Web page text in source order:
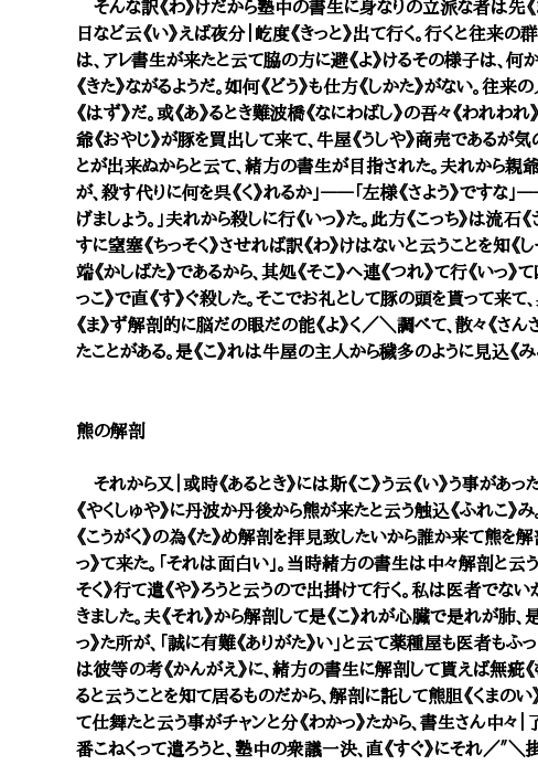
そんな訳《わ》けだから塾中の書生に身なりの立派な者は先《
日など云《い》えば夜分｜屹度《きっと》出て行く。行くと往来の
は、アレ書生が来たと云て脇の方に避《よ》けるその様子は、何
《きた》ながるようだ。如何《どう》も仕方《しかた》がない。往
《はず》だ。或《あ》るとき難波橋《なにわばし》の吾々《われわ
爺《おやじ》が豚を買出して来て、牛屋《うしや》商売であるが
とが出来ぬからと云て、緒方の書生が目指された。夫れから親爺に
が、殺す代りに何を呉《く》れるか」――「左様《さよう》ですな
げましょう。」夫れから殺しに行《いっ》た。此方《こっち》は流
すに窒塞《ちっそく》させれば訳《わ》けはないと云うことを知《
端《かしばた》であるから、其処《そこ》へ連《つれ》て行《いっ》
っこ》で直《す》ぐ殺した。そこでお礼として豚の頭を貰って来て
《ま》ず解剖的に脳だの眼だの能《よ》く／＼調べて、散々《さん
たことがある。是《こ》れは牛屋の主人から穢多のように見込《み
熊の解剖
それから又｜或時《あるとき》には斯《こ》う云《い》う事があっ
《やくしゅや》に丹波か丹後から熊が来たと云う触込《ふれこ》
《こうがく》の為《た》め解剖を拝見致したいから誰か来て熊を
っ》て来た。「それは面白い」。当時緒方の書生は中々解剖と云
そく》行て遣《や》ろうと云うので出掛けて行く。私は医者でな
きました。夫《それ》から解剖して是《こ》れが心臓で是れが肺、
っ》た所が、「誠に有難《ありがた》い」と云て薬種屋も医者もふ
は彼等の考《かんがえ》に、緒方の書生に解剖して貰えば無疵《
ると云うことを知て居るものだから、解剖に託して熊胆《くまのい
て仕舞たと云う事がチャンと分《わかっ》たから、書生さん中々｜
番こねくって遣ろうと、塾中の衆議一決、直《すぐ》にそれ／″＼掛